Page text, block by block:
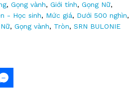
, Gọng vành, Giới tính, Gọng Nữ,
- Học sinh, Mức giá, Dưới 500 nghìn,
Nữ, Gọng vành, Tròn, SRN BULONIE